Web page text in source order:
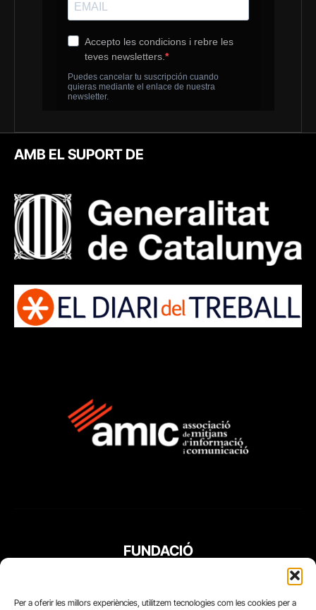
Per a oferir les millors experiències, utilitzem tecnologies com les cookies per a
AMB EL SUPORT DE
FUNDACIÓ